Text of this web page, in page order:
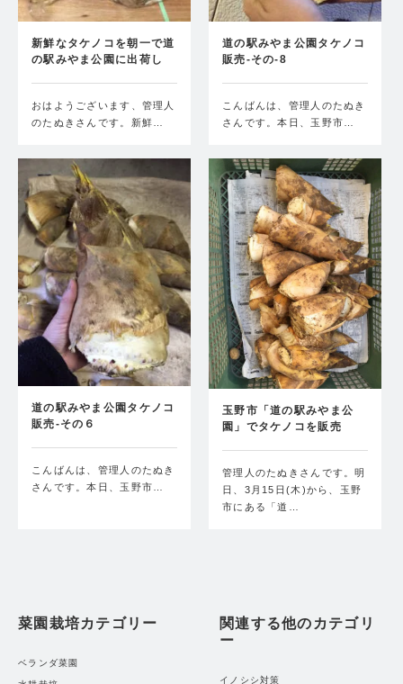
新鮮なタケノコを朝一で道
の駅みやま公園に出荷し
おはようございます、管理人
のたぬきさんです。新鮮…
道の駅みやま公園タケノコ
販売-その-8
こんばんは、管理人のたぬき
さんです。本日、玉野市…
道の駅みやま公園タケノコ
販売-その６
こんばんは、管理人のたぬき
さんです。本日、玉野市…
玉野市「道の駅みやま公
園」でタケノコを販売
管理人のたぬきさんです。明
日、3月15日(木)から、玉野
市にある「道…
菜園栽培カテゴリー
ベランダ菜園
関連する他のカテゴリ
ー
イノシシ対策